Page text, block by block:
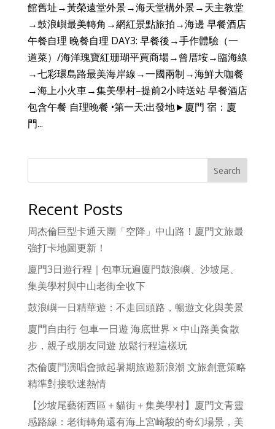
館舊址→黃榮遠堂外景→海天堂構外景→天主教堂
→鼓浪嶼最美轉角→網紅景點旅拍→海邊 早餐酒店
午餐自理 晚餐自理 DAY3: 早餐後→手作體驗（一
道菜）/海洋瑰寶紅珊瑚平買商場→曾厝垵→臨海線
→七彩環島路最美海岸線→一國兩制→海鮮大咖餐
→海上小火車→集美學村–提前2小時送站 早餐酒店
包含午餐 自理晚餐 •第一天:出發地►廈門 宿：廈
門...
Search
Recent Posts
周杰倫巨型卡通天團「空降」中山路！廈門文旅最
強打卡地圖更新！
廈門3日遊行程｜包車玩遍廈門鼓浪嶼、沙坡尾、
集美學村與中山老街全收下
鼓浪嶼一日精華遊：不走回頭路，暢遊文化與美景
廈門自由行 包車一日遊 海底世界 × 中山路美食散
步，親子或朋友同遊 放鬆行程這樣玩
杰倫廈門演唱會掀起暑期旅遊新浪潮 文旅創意策略
精準對接歌迷熱情
【沙坡尾藝術西區＋貓街＋集美學村】廈門文青靈
感路線：老街轉角還有海上宮崎駿的奇幻場景，美